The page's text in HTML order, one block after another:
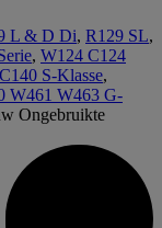
L & D Di, R129 SL,
, W124 C124
S-Klasse,
W461 W463 G-
Ongebruikte